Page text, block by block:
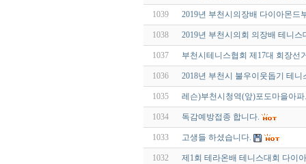
1039 2019년 부천시의장배 다이아몬드
1038 2019년 부천시의회 의장배 테니스
1037 부천시테니스협회 제17대 회장선
1036 2018년 부천시 불우이웃돕기 테니
1035 레슨)부천시청역(앞)포도마을아
1034 독감예방접종 합니다.
1033 고생들 하셨습니다.
1032 제1회 테라온배 테니스대회 다이